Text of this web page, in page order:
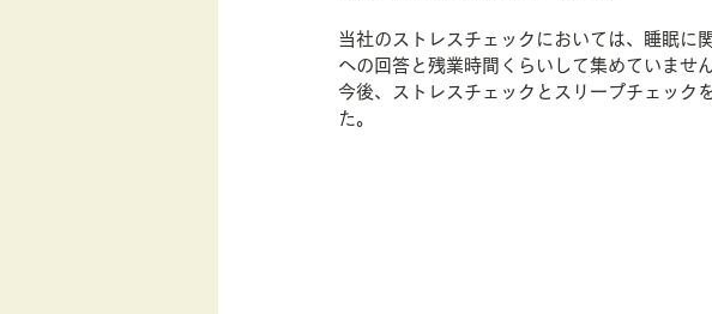
当社のストレスチェックにおいては、睡眠に
への回答と残業時間くらいして集めていませ
今後、ストレスチェックとスリープチェック
た。